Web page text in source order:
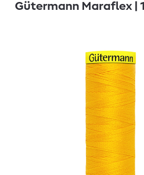
Gütermann Maraflex |